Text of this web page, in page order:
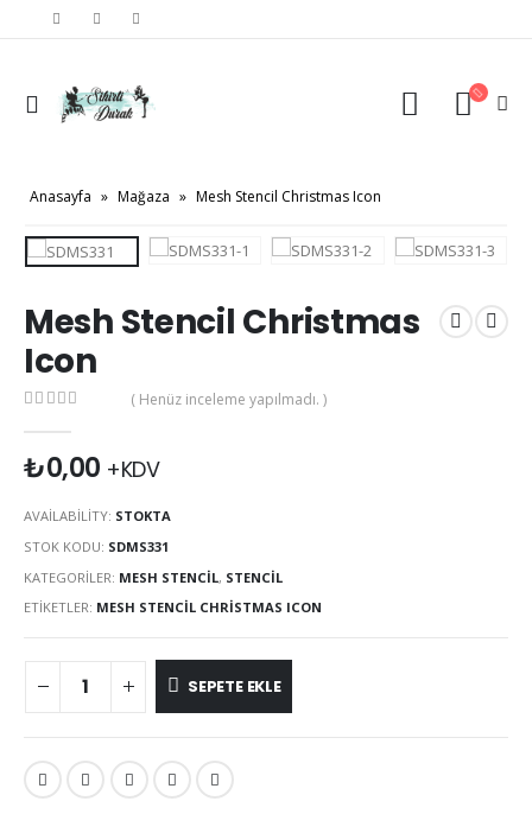
Anasayfa » Mağaza » Mesh Stencil Christmas Icon
Mesh Stencil Christmas
Icon
( Henüz inceleme yapılmadı. )
₺0,00 +KDV
AVAILABILITY: STOKTA
STOK KODU: SDMS331
KATEGORILER: MESH STENCIL, STENCIL
ETIKETLER: MESH STENCIL CHRISTMAS ICON
SEPETE EKLE